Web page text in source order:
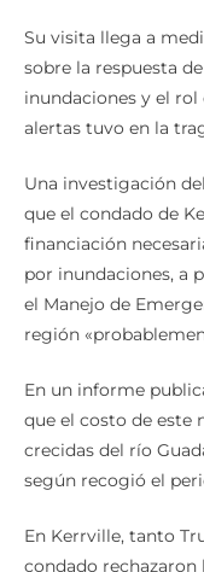
Su visita llega a
sobre la respuesta
inundaciones y el rol
alertas tuvo en la
Una investigación
que el condado de
financiación
por inundaciones, a
el Manejo de
región
En un informe
que el costo de este
crecidas del río
según recogió el
En Kerrville, tanto
condado